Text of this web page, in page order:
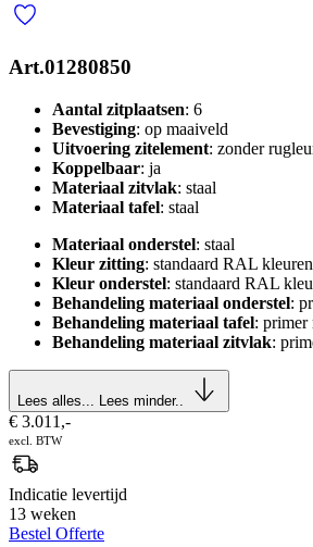
Art.01280850
Aantal zitplaatsen: 6
Bevestiging: op maaiveld
Uitvoering zitelement: zonder
Koppelbaar: ja
Materiaal zitvlak: staal
Materiaal tafel: staal
Materiaal onderstel: staal
Kleur zitting: standaard RAL kleuren
Kleur onderstel: standaard RAL
Behandeling materiaal onderstel:
Behandeling materiaal tafel: primer
Behandeling materiaal zitvlak:
Lees alles... Lees minder..
€ 3.011,-
excl. BTW
Indicatie levertijd
13 weken
Bestel Offerte